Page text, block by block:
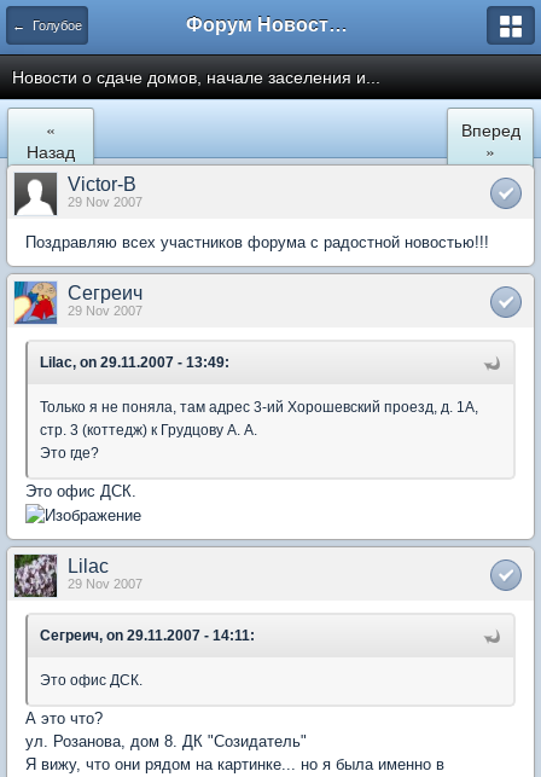
← Голубое Форум Новостройки
Новости о сдаче домов, начале заселения и...
«
Назад
Вперед
»
Victor-B
29 Nov 2007
Поздравляю всех участников форума с радостной новостью!!!
Сегреич
29 Nov 2007
Lilac, on 29.11.2007 - 13:49:
Только я не поняла, там адрес 3-ий Хорошевский проезд, д. 1А,
стр. 3 (коттедж) к Грудцову А. А.
Это где?
Это офис ДСК.
Lilac
29 Nov 2007
Сегреич, on 29.11.2007 - 14:11:
Это офис ДСК.
А это что?
ул. Розанова, дом 8. ДК "Созидатель"
Я вижу, что они рядом на картинке... но я была именно в